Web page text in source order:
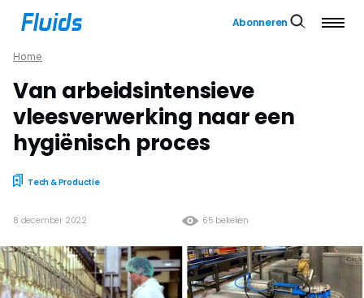
Abonneren
Home
Van arbeidsintensieve
vleesverwerking naar een
hygiënisch proces
Tech & Productie
65 bekeken
8 december 2022